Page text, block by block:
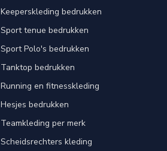
Keeperskleding bedrukken
Sport tenue bedrukken
Sport Polo's bedrukken
Tanktop bedrukken
Running en fitnesskleding
Hesjes bedrukken
Teamkleding per merk
Scheidsrechters kleding